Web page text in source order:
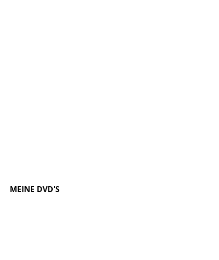
MEINE DVD'S